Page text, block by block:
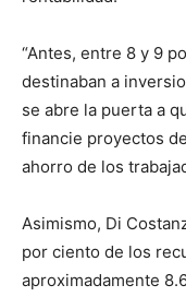
“Antes, entre 8 y 9
destinaban a
se abre la puerta a
financie proyectos
ahorro de los
Asimismo, Di
por ciento de los
aproximadamente